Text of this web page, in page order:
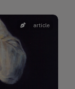
article